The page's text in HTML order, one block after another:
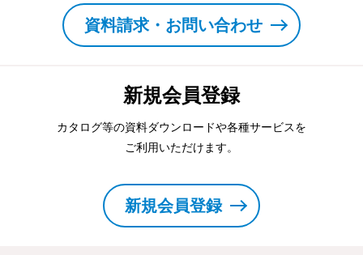
資料請求・お問い合わせ
新規会員登録
カタログ等の資料ダウンロードや各種サービスを
ご利用いただけます。
新規会員登録